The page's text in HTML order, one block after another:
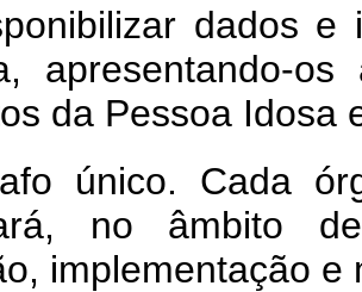
dados e
apresentando-
da Pessoa Idosa
único. Cada
no âmbito
implementação